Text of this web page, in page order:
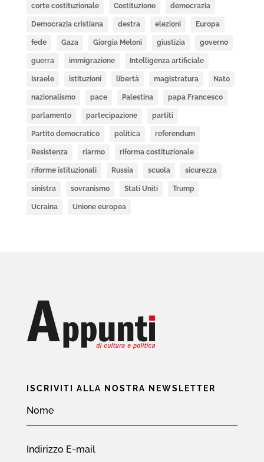
corte costituzionale Costituzione democrazia
Democrazia cristiana destra elezioni Europa
fede Gaza Giorgia Meloni giustizia governo
guerra immigrazione Intelligenza artificiale
Israele istituzioni libertà magistratura Nato
nazionalismo pace Palestina papa Francesco
parlamento partecipazione partiti
Partito democratico politica referendum
Resistenza riarmo riforma costituzionale
riforme istituzionali Russia scuola sicurezza
sinistra sovranismo Stati Uniti Trump
Ucraina Unione europea
ISCRIVITI ALLA NOSTRA NEWSLETTER